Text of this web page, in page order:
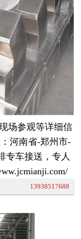
场参观等详细信
河南省-郑州市-
专车接送，专人
13938517688